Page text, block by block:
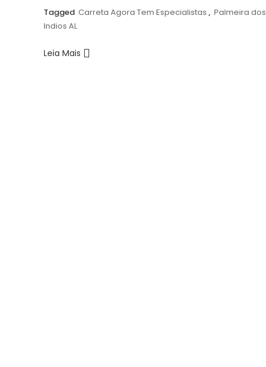
Tagged Carreta Agora Tem Especialistas , Palmeira dos
Indios AL
Leia Mais